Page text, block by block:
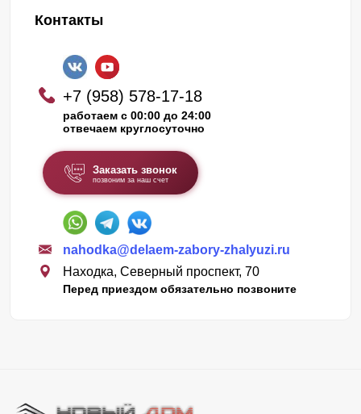
Контакты
+7 (958) 578-17-18
работаем с 00:00 до 24:00
отвечаем круглосуточно
Заказать звонок
позвоним за наш счет
nahodka@delaem-zabory-zhalyuzi.ru
Находка, Северный проспект, 70
Перед приездом обязательно позвоните